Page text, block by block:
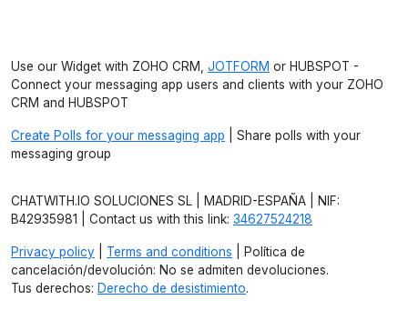
Use our Widget with ZOHO CRM, JOTFORM or HUBSPOT -
Connect your messaging app users and clients with your ZOHO
CRM and HUBSPOT
Create Polls for your messaging app | Share polls with your
messaging group
CHATWITH.IO SOLUCIONES SL | MADRID-ESPAÑA | NIF:
B42935981 | Contact us with this link: 34627524218
Privacy policy Terms and conditions | Política de
cancelación/devolución: No se admiten devoluciones.
Tus derechos: Derecho de desistimiento.